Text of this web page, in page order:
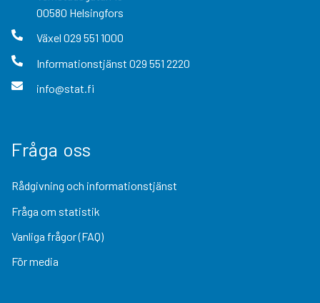
00580 Helsingfors
Växel 029 551 1000
Informationstjänst 029 551 2220
info@stat.fi
Fråga oss
Rådgivning och informationstjänst
Fråga om statistik
Vanliga frågor (FAQ)
För media